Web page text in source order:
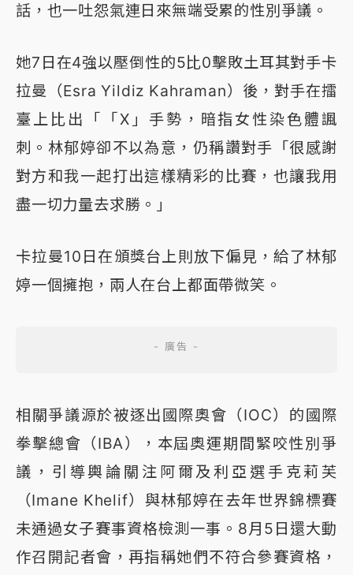
話，也一吐怨氣連日來無端受累的性別爭議。
她7日在4強以壓倒性的5比0擊敗土耳其對手卡
拉曼（Esra Yildiz Kahraman）後，對手在擂
臺上比出「「X」手勢，暗指女性染色體諷
刺。林郁婷卻不以為意，仍稱讚對手「很感謝
對方和我一起打出這樣精彩的比賽，也讓我用
盡一切力量去求勝。」
卡拉曼10日在頒獎台上則放下偏見，給了林郁
婷一個擁抱，兩人在台上都面帶微笑。
相關爭議源於被逐出國際奧會（IOC）的國際
拳擊總會（IBA），本屆奧運期間緊咬性別爭
議，引導輿論關注阿爾及利亞選手克莉芙
（Imane Khelif）與林郁婷在去年世界錦標賽
未通過女子賽事資格檢測一事。8月5日還大動
作召開記者會，再指稱她們不符合參賽資格，